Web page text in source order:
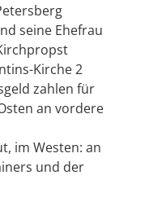
seine Ehefrau
Kirche 2
zahlen für
an vordere
im Westen: an
und der